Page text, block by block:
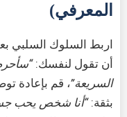
المعرفي)
اربط السلوك السلبي
أن تقول لنفسك:
السريعة”، قم بإعادة
بثقة:“أنا شخص يحب